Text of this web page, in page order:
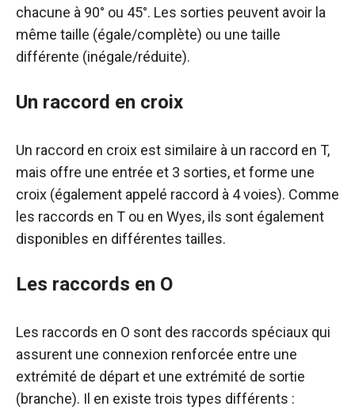
chacune à 90° ou 45°. Les sorties peuvent avoir la
même taille (égale/complète) ou une taille
différente (inégale/réduite).
Un raccord en croix
Un raccord en croix est similaire à un raccord en T,
mais offre une entrée et 3 sorties, et forme une
croix (également appelé raccord à 4 voies). Comme
les raccords en T ou en Wyes, ils sont également
disponibles en différentes tailles.
Les raccords en O
Les raccords en O sont des raccords spéciaux qui
assurent une connexion renforcée entre une
extrémité de départ et une extrémité de sortie
(branche). Il en existe trois types différents :